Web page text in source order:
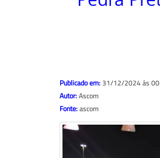
Publicado em:31/12/2024 ás
Autor:Ascom
Fonte:ascom